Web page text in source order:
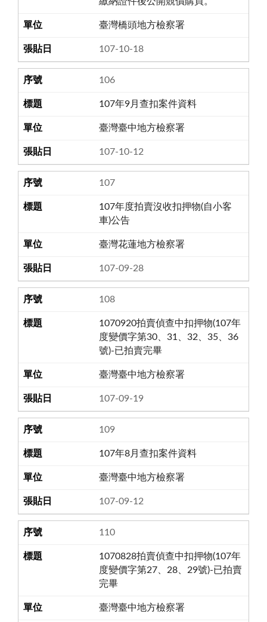
臺灣橋頭地方檢察署
107-10-18
106
107年9月查扣案件資料
臺灣臺中地方檢察署
107-10-12
107
107年度拍賣沒收扣押物(自小客
車)公告
臺灣花蓮地方檢察署
107-09-28
108
1070920拍賣偵查中扣押物(107年
度變價字第30、31、32、35、36
號)-已拍賣完畢
臺灣臺中地方檢察署
107-09-19
109
107年8月查扣案件資料
臺灣臺中地方檢察署
107-09-12
110
1070828拍賣偵查中扣押物(107年
度變價字第27、28、29號)-已拍賣
完畢
臺灣臺中地方檢察署